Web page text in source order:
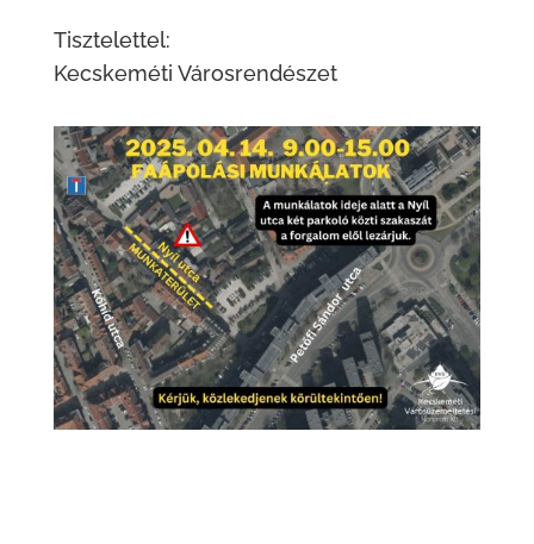
Tisztelettel:
Kecskeméti Városrendészet